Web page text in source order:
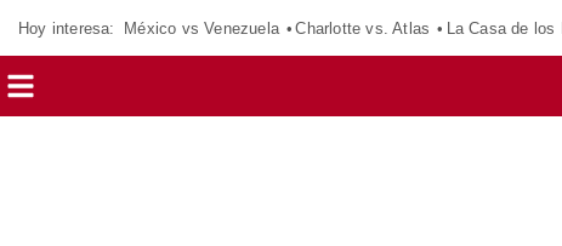
Hoy interesa: México vs Venezuela Charlotte vs. Atlas La Casa de los